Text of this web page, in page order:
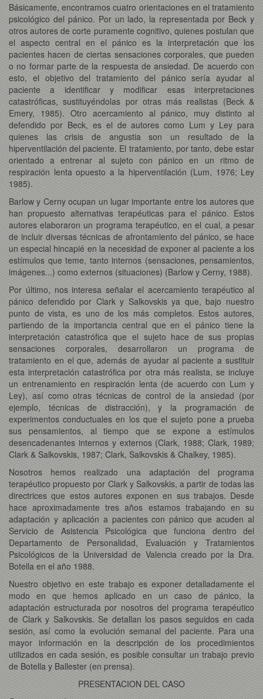
Básicamente, encontramos cuatro orientaciones en el tratamiento
psicológico del pánico. Por un lado, la representada por Beck y
otros autores de corte puramente cognitivo, quienes postulan que
el aspecto central en el pánico es la interpretación que los
pacientes hacen de ciertas sensaciones corporales, que pueden
o no formar parte de la respuesta de ansiedad. De acuerdo con
esto, el objetivo del tratamiento del pánico sería ayudar al
paciente a identificar y modificar esas interpretaciones
catastróficas, sustituyéndolas por otras más realistas (Beck &
Emery, 1985). Otro acercamiento al pánico, muy distinto al
defendido por Beck, es el de autores como Lum y Ley para
quienes las crisis de angustia son un resultado de la
hiperventilación del paciente. El tratamiento, por tanto, debe estar
orientado a entrenar al sujeto con pánico en un ritmo de
respiración lenta opuesto a la hiperventilación (Lum, 1976; Ley
1985).
Barlow y Cerny ocupan un lugar importante entre los autores que
han propuesto alternativas terapéuticas para el pánico. Estos
autores elaboraron un programa terapéutico, en el cual, a pesar
de incluir diversas técnicas de afrontamiento del pánico, se hace
un especial hincapié en la necesidad de exponer al paciente a los
estímulos que teme, tanto internos (sensaciones, pensamientos,
imágenes...) como externos (situaciones) (Barlow y Cerny, 1988).
Por último, nos interesa señalar el acercamiento terapéutico al
pánico defendido por Clark y Salkovskis ya que, bajo nuestro
punto de vista, es uno de los más completos. Estos autores,
partiendo de la importancia central que en el pánico tiene la
interpretación catastrófica que el sujeto hace de sus propias
sensaciones corporales, desarrollaron un programa de
tratamiento en el que, además de ayudar al paciente a sustituir
esta interpretación catastrófica por otra más realista, se incluye
un entrenamiento en respiración lenta (de acuerdo con Lum y
Ley), así como otras técnicas de control de la ansiedad (por
ejemplo, técnicas de distracción), y la programación de
experimentos conductuales en los que el sujeto pone a prueba
sus pensamientos, al tiempo que se expone a estímulos
desencadenantes internos y externos (Clark, 1988; Clark, 1989;
Clark & Salkovskis, 1987; Clark, Salkovskis & Chalkey, 1985).
Nosotros hemos realizado una adaptación del programa
terapéutico propuesto por Clark y Salkovskis, a partir de todas las
directrices que estos autores exponen en sus trabajos. Desde
hace aproximadamente tres años estamos trabajando en su
adaptación y aplicación a pacientes con pánico que acuden al
Servicio de Asistencia Psicológica que funciona dentro del
Departamento de Personalidad, Evaluación y Tratamientos
Psicológicos de la Universidad de Valencia creado por la Dra.
Botella en el año 1988.
Nuestro objetivo en este trabajo es exponer detalladamente el
modo en que hemos aplicado en un caso de pánico, la
adaptación estructurada por nosotros del programa terapéutico
de Clark y Salkovskis. Se detallan los pasos seguidos en cada
sesión, así como la evolución semanal del paciente. Para una
mayor información en la descripción de los procedimientos
utilizados en cada sesión, es posible consultar un trabajo previo
de Botella y Ballester (en prensa).
PRESENTACION DEL CASO